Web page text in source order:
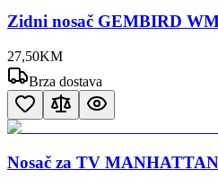
Zidni nosač GEMBIRD
27,50KM
Brza dostava
Nosač za TV